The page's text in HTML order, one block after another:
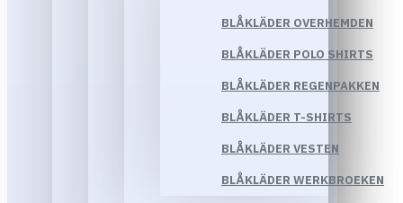
BLÅKLÄDER OVERHEMDEN
BLÅKLÄDER POLO SHIRTS
BLÅKLÄDER REGENPAKKEN
BLÅKLÄDER T-SHIRTS
BLÅKLÄDER VESTEN
BLÅKLÄDER WERKBROEKEN